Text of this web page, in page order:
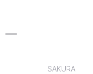
SAKURA